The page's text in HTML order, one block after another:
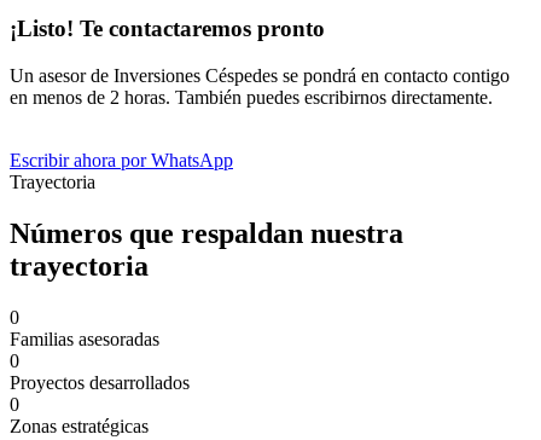
¡Listo! Te contactaremos pronto
Un asesor de Inversiones Céspedes se pondrá en contacto contigo
en menos de 2 horas. También puedes escribirnos directamente.
Escribir ahora por WhatsApp
Trayectoria
Números que respaldan nuestra
trayectoria
0
Familias asesoradas
0
Proyectos desarrollados
0
Zonas estratégicas